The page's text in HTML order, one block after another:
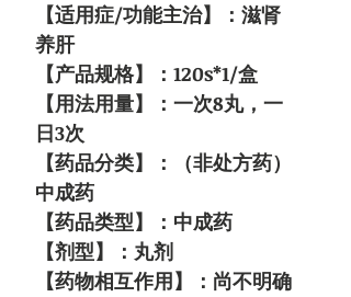
【适用症/功能主治】：滋肾
养肝
【产品规格】：120s*1/盒
【用法用量】：一次8丸，一
日3次
【药品分类】：（非处方药）
中成药
【药品类型】：中成药
【剂型】：丸剂
【药物相互作用】：尚不明确